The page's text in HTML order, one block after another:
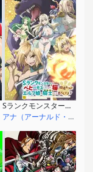
Sランクモンスターの《ベヒーモス》だけど、猫と間違われてエルフ娘の騎士として暮らしてます
アナ（アーナルド・ホズィルズネッガー）